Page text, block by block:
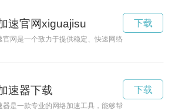
速官网xiguajisu
官网是一个致力于提供稳定、快速网络加速服务的平台
下载
速器下载
器是一款专业的网络加速工具，能够帮助用户实现高
下载